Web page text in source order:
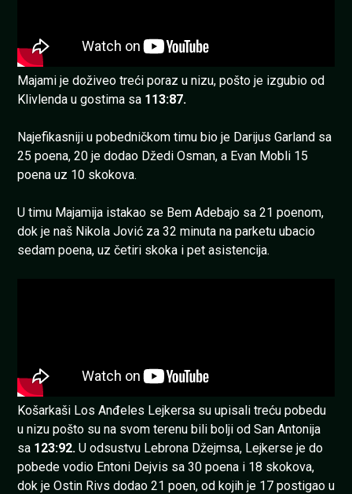
Majami je doživeo treći poraz u nizu, pošto je izgubio od
Klivlenda u gostima sa 113:87.
Najefikasniji u pobedničkom timu bio je Darijus Garland sa
25 poena, 20 je dodao Džedi Osman, a Evan Mobli 15
poena uz 10 skokova.
U timu Majamija istakao se Bem Adebajo sa 21 poenom,
dok je naš Nikola Jović za 32 minuta na parketu ubacio
sedam poena, uz četiri skoka i pet asistencija.
Košarkaši Los Anđeles Lejkersa su upisali treću pobedu
u nizu pošto su na svom terenu bili bolji od San Antonija
sa 123:92. U odsustvu Lebrona Džejmsa, Lejkerse je do
pobede vodio Entoni Dejvis sa 30 poena i 18 skokova,
dok je Ostin Rivs dodao 21 poen, od kojih je 17 postigao u